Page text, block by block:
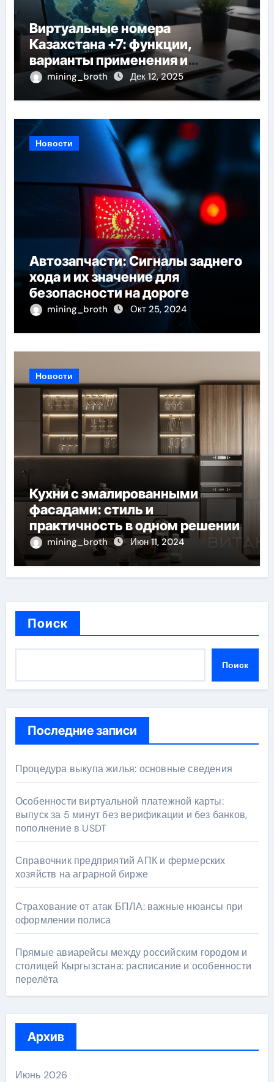
Виртуальные номера
Казахстана +7: функции,
варианты применения и
технические требования
mining_broth Дек 12, 2025
Новости
Автозапчасти: Сигналы заднего
хода и их значение для
безопасности на дороге
mining_broth Окт 25, 2024
Новости
Кухни с эмалированными
фасадами: стиль и
практичность в одном решении
mining_broth Июн 11, 2024
Поиск
Поиск
Последние записи
Процедура выкупа жилья: основные сведения
Особенности виртуальной платежной карты:
выпуск за 5 минут без верификации и без банков,
пополнение в USDT
Справочник предприятий АПК и фермерских
хозяйств на аграрной бирже
Страхование от атак БПЛА: важные нюансы при
оформлении полиса
Прямые авиарейсы между российским городом и
столицей Кыргызстана: расписание и особенности
перелёта
Архив
Июнь 2026